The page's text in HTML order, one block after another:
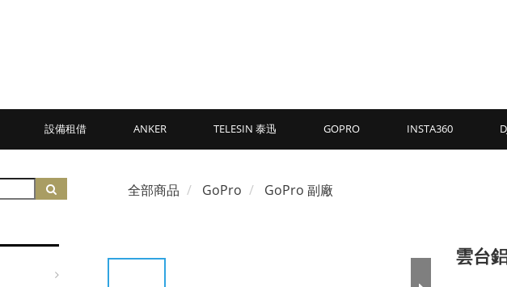
設備租借 ANKER TELESIN 泰迅 GOPRO INSTA360
全部商品 GoPro GoPro 副廠
雲台